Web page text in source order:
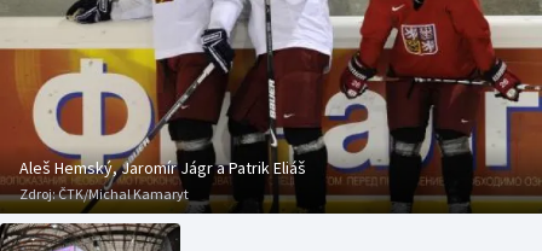
DALŠÍ SPORTY
Americký fotbal
Baseball a softbal
Basketbal
NEPŘEHLÉDNĚTE
Soutěže
Historické návraty
Aleš Hemský, Jaromír Jágr a Patrik Eliáš
Zdroj:ČTK/Michal Kamaryt